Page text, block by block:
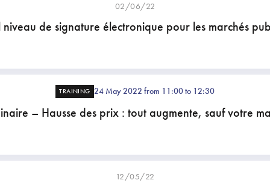
02/06/22
de signature électronique pour les marchés
TRAINING 24 May 2022 from 11:00 to 12:30
– Hausse des prix : tout augmente, sauf votre
12/05/22